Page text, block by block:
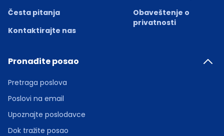
Česta pitanja
Kontaktirajte nas
Obaveštenje o
privatnosti
Pronađite posao
Pretraga poslova
Poslovi na email
Upoznajte poslodavce
Dok tražite posao